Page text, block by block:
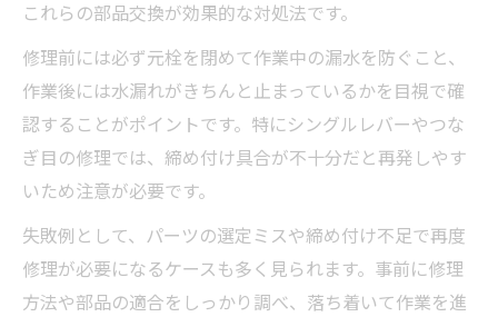
これらの部品交換が効果的な対処法です。
修理前には必ず元栓を閉めて作業中の漏水を防ぐこと、
作業後には水漏れがきちんと止まっているかを目視で確
認することがポイントです。特にシングルレバーやつな
ぎ目の修理では、締め付け具合が不十分だと再発しやす
いため注意が必要です。
失敗例として、パーツの選定ミスや締め付け不足で再度
修理が必要になるケースも多く見られます。事前に修理
方法や部品の適合をしっかり調べ、落ち着いて作業を進